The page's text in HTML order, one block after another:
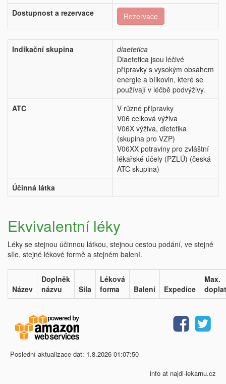
Dostupnost a rezervace
Rezervace
Indikační skupina
diaetetica
Diaetetica jsou léčivé
přípravky s vysokým obsahem
energie a bílkovin, které se
používají v léčbě podvýživy.
ATC
V různé přípravky
V06 celková výživa
V06X výživa, dietetika
(skupina pro VZP)
V06XX potraviny pro zvláštní
lékařské účely (PZLÚ) (česká
ATC skupina)
Účinná látka
Ekvivalentní léky
Léky se stejnou účinnou látkou, stejnou cestou podání, ve stejné
síle, stejné lékové formě a stejném balení.
Název
Doplněk
názvu
Síla
Léková
forma
Balení Expedice
Max.
Poslední aktualizace dat: 1.8.2026 01:07:50
info at najdi-lekarnu.cz